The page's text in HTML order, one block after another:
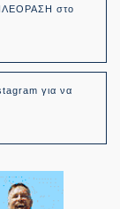
στο
για να